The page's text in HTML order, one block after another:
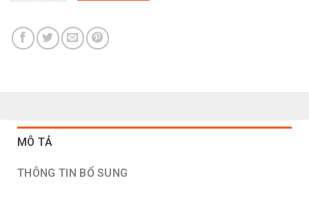
MÔ TẢ
THÔNG TIN BỔ SUNG